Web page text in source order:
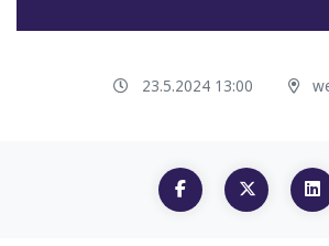
23.5.2024 13:00